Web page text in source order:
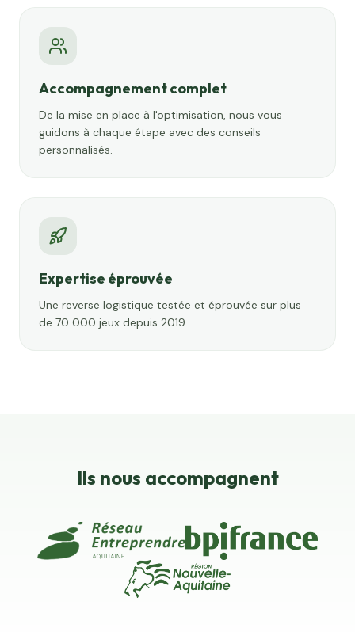
Accompagnement complet
De la mise en place à l'optimisation, nous vous
guidons à chaque étape avec des conseils
personnalisés.
Expertise éprouvée
Une reverse logistique testée et éprouvée sur plus
de 70 000 jeux depuis 2019.
Ils nous accompagnent